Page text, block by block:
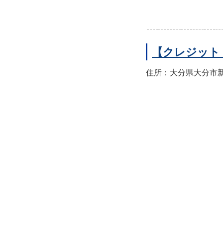
【クレジッ
住所：大分県大分市